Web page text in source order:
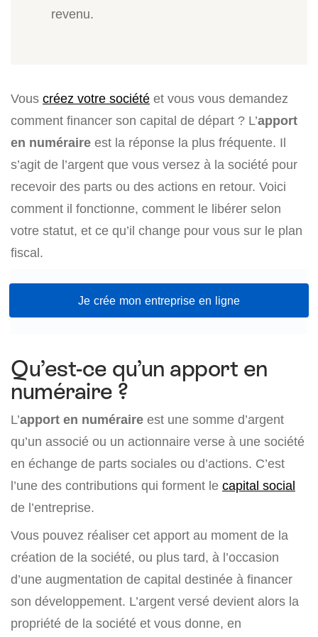
revenu.
Vous créez votre société et vous vous demandez
comment financer son capital de départ ? L’apport
en numéraire est la réponse la plus fréquente. Il
s’agit de l’argent que vous versez à la société pour
recevoir des parts ou des actions en retour. Voici
comment il fonctionne, comment le libérer selon
votre statut, et ce qu’il change pour vous sur le plan
fiscal.
Je crée mon entreprise en ligne
Qu’est-ce qu’un apport en
numéraire ?
L’apport en numéraire est une somme d’argent
qu’un associé ou un actionnaire verse à une société
en échange de parts sociales ou d’actions. C’est
l’une des contributions qui forment le capital social
de l’entreprise.
Vous pouvez réaliser cet apport au moment de la
création de la société, ou plus tard, à l’occasion
d’une augmentation de capital destinée à financer
son développement. L’argent versé devient alors la
propriété de la société et vous donne, en